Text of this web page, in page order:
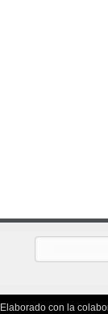
Elaborado con la